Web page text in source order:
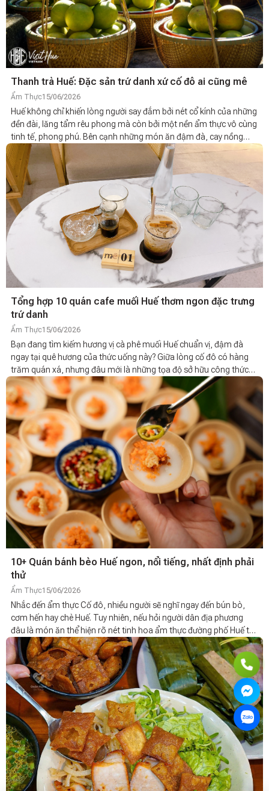
Thanh trà Huế: Đặc sản trứ danh xứ cố đô ai cũng mê
Ẩm Thực15/06/2026
Huế không chỉ khiến lòng người say đắm bởi nét cổ kính của những
đền đài, lăng tẩm rêu phong mà còn bởi một nền ẩm thực vô cùng
tinh tế, phong phú. Bên cạnh những món ăn đậm đà, cay nồng
nức tiếng, mảnh đất Cố đô còn nuôi dưỡng một thức quả thanh
tao, ngọt lành đã từng đi vào lịch sử như một loại sản vật tiến vua
cao quý. Đó chính là thanh trà Huế.
Tổng hợp 10 quán cafe muối Huế thơm ngon đặc trưng
trứ danh
Ẩm Thực15/06/2026
Bạn đang tìm kiếm hương vị cà phê muối Huế chuẩn vị, đậm đà
ngay tại quê hương của thức uống này? Giữa lòng cố đô có hàng
trăm quán xá, nhưng đâu mới là những tọa độ sở hữu công thức
pha chế độc quyền ngon đúng điệu? Bài viết này sẽ tổng hợp top
10 quán cafe muối Huế thơm ngon đặc trưng, trứ danh nhất mà
cả dân bản địa lẫn du khách đều mê mẩn.
10+ Quán bánh bèo Huế ngon, nổi tiếng, nhất định phải
thử
Ẩm Thực15/06/2026
Nhắc đến ẩm thực Cố đô, nhiều người sẽ nghĩ ngay đến bún bò,
cơm hến hay chè Huế. Tuy nhiên, nếu hỏi người dân địa phương
đâu là món ăn thể hiện rõ nét tinh hoa ẩm thực đường phố Huế thì
chắc chắn bánh bèo Huế là cái tên không thể bỏ qua.